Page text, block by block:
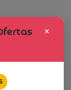
ni sustancias
con
tienes una
antes de
×